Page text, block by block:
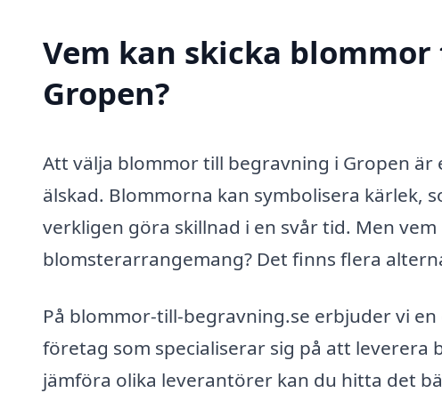
Vem kan skicka
Gropen?
Att välja blommor till begravning i Gropen
älskad. Blommorna kan symbolisera kärlek,
verkligen göra skillnad i en svår tid. Men
blomsterarrangemang? Det finns flera
På blommor-till-begravning.se erbjuder vi
företag som specialiserar sig på att
jämföra olika leverantörer kan du hitta det